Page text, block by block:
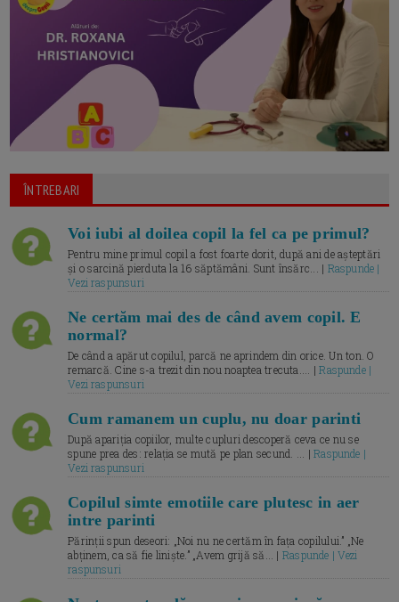
ÎNTREBARI
Voi iubi al doilea copil la fel ca pe primul?
Pentru mine primul copil a fost foarte dorit, după ani de așteptări
și o sarcină pierduta la 16 săptămâni. Sunt însărc... | Raspunde |
Vezi raspunsuri
Ne certăm mai des de când avem copil. E
normal?
De când a apărut copilul, parcă ne aprindem din orice. Un ton. O
remarcă. Cine s-a trezit din nou noaptea trecuta.... |Raspunde |
Vezi raspunsuri
Cum ramanem un cuplu, nu doar parinti
După apariția copiilor, multe cupluri descoperă ceva ce nu se
spune prea des: relația se mută pe plan secund. ... |Raspunde |
Vezi raspunsuri
Copilul simte emotiile care plutesc in aer
intre parinti
Părinții spun deseori: „Noi nu ne certăm în fața copilului.” „Ne
abținem, ca să fie liniște.” „Avem grijă să... | Raspunde | Vezi
raspunsuri